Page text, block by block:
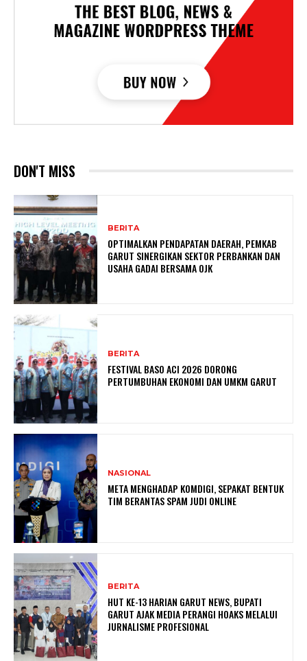
DON'T MISS
BERITA
OPTIMALKAN PENDAPATAN DAERAH, PEMKAB
GARUT SINERGIKAN SEKTOR PERBANKAN DAN
USAHA GADAI BERSAMA OJK
BERITA
FESTIVAL BASO ACI 2026 DORONG
PERTUMBUHAN EKONOMI DAN UMKM GARUT
NASIONAL
META MENGHADAP KOMDIGI, SEPAKAT BENTUK
TIM BERANTAS SPAM JUDI ONLINE
BERITA
HUT KE-13 HARIAN GARUT NEWS, BUPATI
GARUT AJAK MEDIA PERANGI HOAKS MELALUI
JURNALISME PROFESIONAL